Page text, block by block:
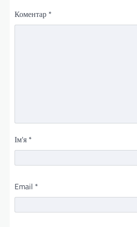
Коментар *
Ім'я *
Email *